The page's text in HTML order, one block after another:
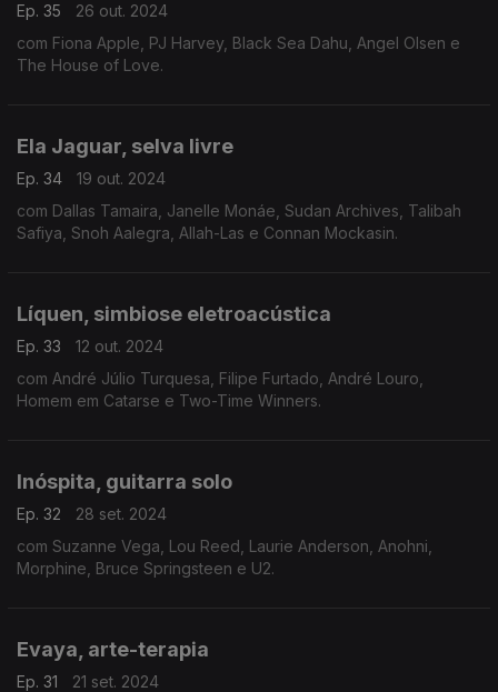
Ep. 35
26 out. 2024
com Fiona Apple, PJ Harvey, Black Sea Dahu, Angel Olsen e
The House of Love.
Ela Jaguar, selva livre
Ep. 34
19 out. 2024
com Dallas Tamaira, Janelle Monáe, Sudan Archives, Talibah
Safiya, Snoh Aalegra, Allah-Las e Connan Mockasin.
Líquen, simbiose eletroacústica
Ep. 33
12 out. 2024
com André Júlio Turquesa, Filipe Furtado, André Louro,
Homem em Catarse e Two-Time Winners.
Inóspita, guitarra solo
Ep. 32
28 set. 2024
com Suzanne Vega, Lou Reed, Laurie Anderson, Anohni,
Morphine, Bruce Springsteen e U2.
Evaya, arte-terapia
Ep. 31
21 set. 2024